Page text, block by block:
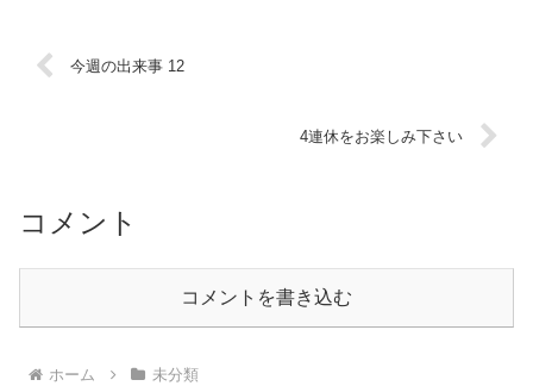
今週の出来事 12
4連休をお楽しみ下さい
コメント
コメントを書き込む
ホーム 未分類